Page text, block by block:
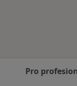
Pro